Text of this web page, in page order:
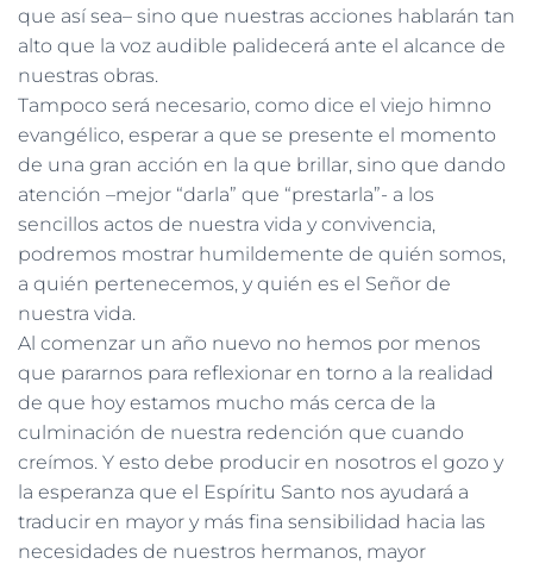
que así sea– sino que nuestras acciones hablarán tan
alto que la voz audible palidecerá ante el alcance de
nuestras obras.
Tampoco será necesario, como dice el viejo himno
evangélico, esperar a que se presente el momento
de una gran acción en la que brillar, sino que dando
atención –mejor “darla” que “prestarla”- a los
sencillos actos de nuestra vida y convivencia,
podremos mostrar humildemente de quién somos,
a quién pertenecemos, y quién es el Señor de
nuestra vida.
Al comenzar un año nuevo no hemos por menos
que pararnos para reflexionar en torno a la realidad
de que hoy estamos mucho más cerca de la
culminación de nuestra redención que cuando
creímos. Y esto debe producir en nosotros el gozo y
la esperanza que el Espíritu Santo nos ayudará a
traducir en mayor y más fina sensibilidad hacia las
necesidades de nuestros hermanos, mayor